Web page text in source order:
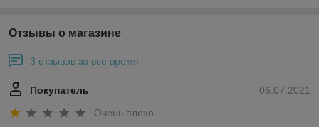
Отзывы о магазине
3 отзывов за всё время
06.07.2021
Покупатель
Очень плохо